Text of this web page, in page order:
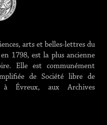
arts et belles-lettres du
1798, est la plus ancienne
Elle est communément
de Société libre de
Évreux, aux Archives